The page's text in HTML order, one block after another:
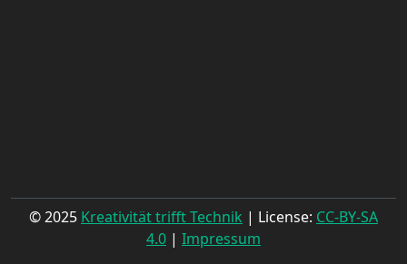
© 2025 Kreativität trifft Technik | License: CC-BY-SA
4.0 | Impressum